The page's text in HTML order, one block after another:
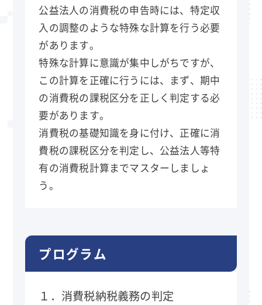
公益法人の消費税の申告時には、特定収
入の調整のような特殊な計算を行う必要
があります。
特殊な計算に意識が集中しがちですが、
この計算を正確に行うには、まず、期中
の消費税の課税区分を正しく判定する必
要があります。
消費税の基礎知識を身に付け、正確に消
費税の課税区分を判定し、公益法人等特
有の消費税計算までマスターしましょ
う。
プログラム
１．消費税納税義務の判定